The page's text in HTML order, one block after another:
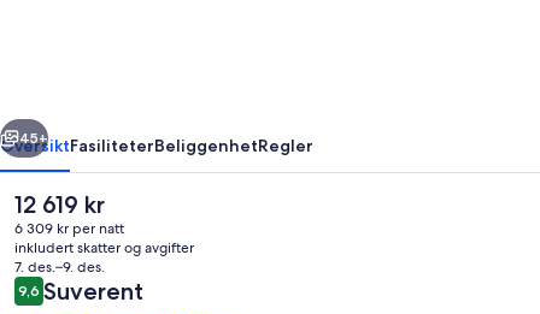
Neste
45+
OversiktFasiliteterBeliggenhetRegler
Den
nåværende
prisen
er
12 619 kr
12 619 kr
6 309 kr per natt
inkludert skatter og avgifter
7. des.–9. des.
Anmeldelser
9,69,6 av 10 –
Suverent